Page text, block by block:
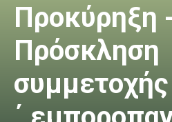
Προκύρηξη
Πρόσκληση
συμμετοχής